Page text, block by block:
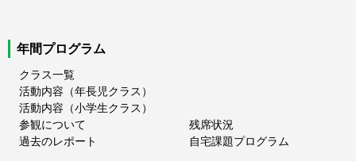
年間プログラム
クラス一覧
活動内容（年長児クラス）
活動内容（小学生クラス）
参観について
残席状況
過去のレポート
自宅課題プログラム